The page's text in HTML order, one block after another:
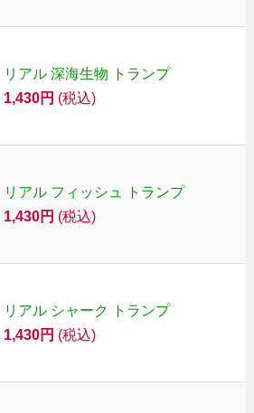
リアル 深海生物 トランプ
1,430円 (税込)
リアル フィッシュ トランプ
1,430円 (税込)
リアル シャーク トランプ
1,430円 (税込)